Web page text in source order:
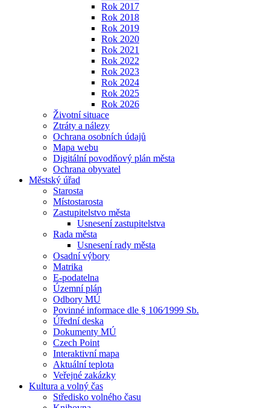
Rok 2017
Rok 2018
Rok 2019
Rok 2020
Rok 2021
Rok 2022
Rok 2023
Rok 2024
Rok 2025
Rok 2026
Životní situace
Ztráty a nálezy
Ochrana osobních údajů
Mapa webu
Digitální povodňový plán města
Ochrana obyvatel
Městský úřad
Starosta
Místostarosta
Zastupitelstvo města
Usnesení zastupitelstva
Rada města
Usnesení rady města
Osadní výbory
Matrika
E-podatelna
Územní plán
Odbory MÚ
Povinné informace dle § 106⁄1999 Sb.
Úřední deska
Dokumenty MÚ
Czech Point
Interaktivní mapa
Aktuální teplota
Veřejné zakázky
Kultura a volný čas
Středisko volného času